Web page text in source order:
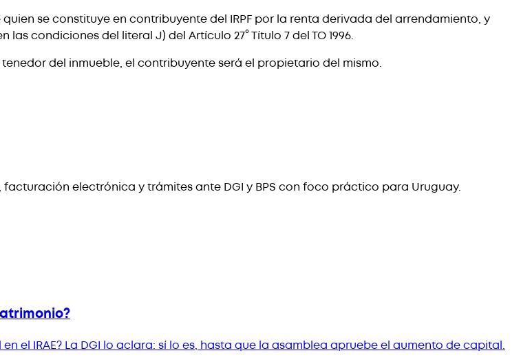
se constituye en contribuyente del IRPF por la renta derivada del arrendamiento, y
condiciones del literal J) del Artículo 27° Título 7 del TO 1996.
del inmueble, el contribuyente será el propietario del mismo.
electrónica y trámites ante DGI y BPS con foco práctico para Uruguay.
el IRAE? La DGI lo aclara: sí lo es, hasta que la asamblea apruebe el aumento de capital.